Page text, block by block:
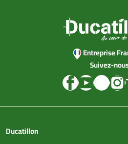
Entreprise
Suivez-
Ducatillon